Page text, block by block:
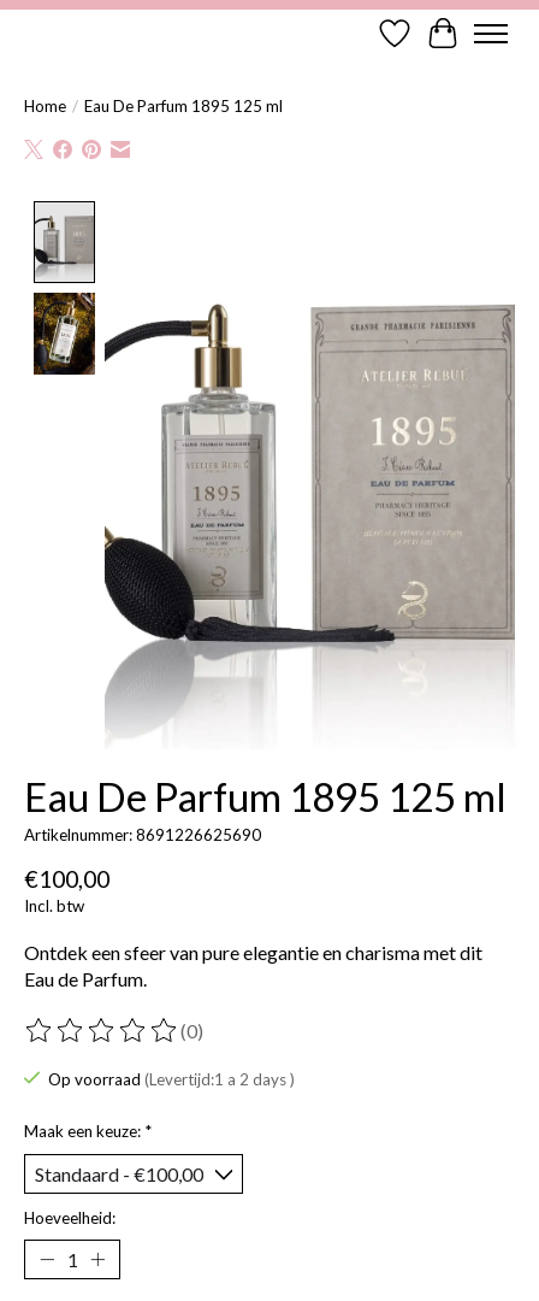
Verlanglijst
Home / Eau De Parfum 1895 125 ml
Eau De Parfum 1895 125 ml
Artikelnummer: 8691226625690
€100,00
Incl. btw
Ontdek een sfeer van pure elegantie en charisma met dit
Eau de Parfum.
De beoordeling van dit product is
(0)
Op voorraad (Levertijd:1 a 2 days )
Maak een keuze: *
Hoeveelheid: